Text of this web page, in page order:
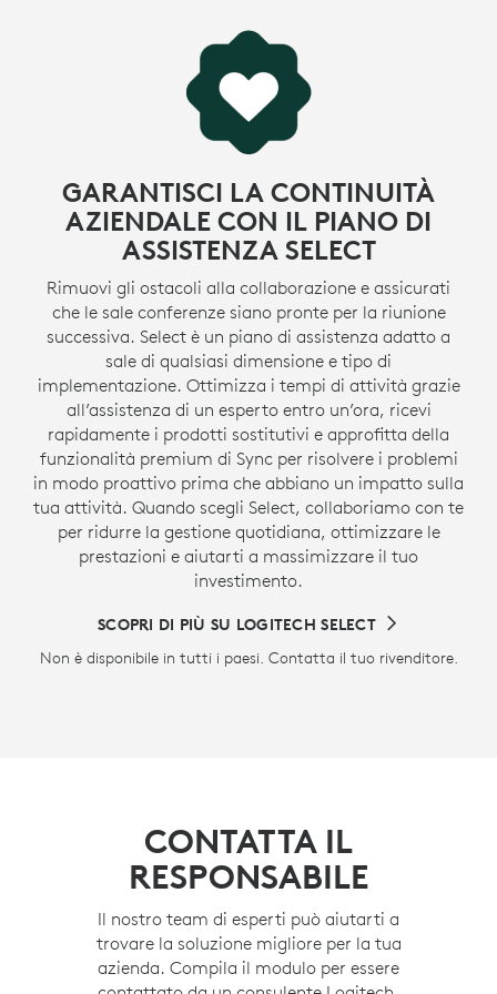
di plastica riciclata post-consumo certificata. Diamo
una seconda vita alla plastica dell’elettronica di
consumo per ridurre la nostra impronta di carbonio.
MAGGIORI INFORMAZIONI SULLA PLASTICA
RICICLATA
GARANTISCI LA CONTINUITÀ
AZIENDALE CON IL PIANO DI
ASSISTENZA SELECT
Rimuovi gli ostacoli alla collaborazione e assicurati
che le sale conferenze siano pronte per la riunione
successiva. Select è un piano di assistenza adatto a
sale di qualsiasi dimensione e tipo di
implementazione. Ottimizza i tempi di attività grazie
all’assistenza di un esperto entro un’ora, ricevi
rapidamente i prodotti sostitutivi e approfitta della
funzionalità premium di Sync per risolvere i problemi
in modo proattivo prima che abbiano un impatto sulla
tua attività. Quando scegli Select, collaboriamo con te
per ridurre la gestione quotidiana, ottimizzare le
prestazioni e aiutarti a massimizzare il tuo
investimento.
SCOPRI DI PIÙ SU LOGITECH SELECT
Non è disponibile in tutti i paesi. Contatta il tuo rivenditore.
CONTATTA IL
RESPONSABILE
Il nostro team di esperti può aiutarti a
trovare la soluzione migliore per la tua
azienda. Compila il modulo per essere